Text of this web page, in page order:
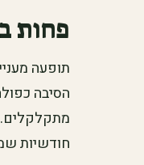
פחות
תופעה
הסיבה
מתקלקלים.
חודשיות